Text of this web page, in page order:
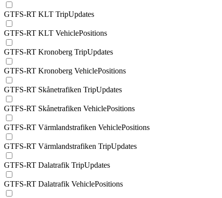
GTFS-RT KLT TripUpdates
GTFS-RT KLT VehiclePositions
GTFS-RT Kronoberg TripUpdates
GTFS-RT Kronoberg VehiclePositions
GTFS-RT Skånetrafiken TripUpdates
GTFS-RT Skånetrafiken VehiclePositions
GTFS-RT Värmlandstrafiken VehiclePositions
GTFS-RT Värmlandstrafiken TripUpdates
GTFS-RT Dalatrafik TripUpdates
GTFS-RT Dalatrafik VehiclePositions